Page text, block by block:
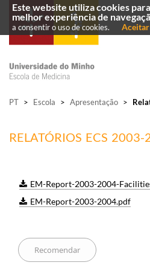
PT > Escola > Apresentação >
RELATÓRIOS ECS 2003-
EM-Report-2003-2004-
EM-Report-2003-2004.pdf
Este website utiliza cookies
melhor experiência de
a consentir o uso de cookies.
Aceitar